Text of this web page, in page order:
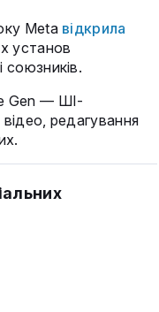
Meta відкрила
установ
союзників.
Gen — ШІ-
редагування